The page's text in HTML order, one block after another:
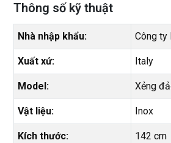
Thông số kỹ thuật
Nhà nhập khẩu: Công ty
Xuất xứ: Italy
Model: Xẻng
Vật liệu: Inox
Kích thước: 142 cm